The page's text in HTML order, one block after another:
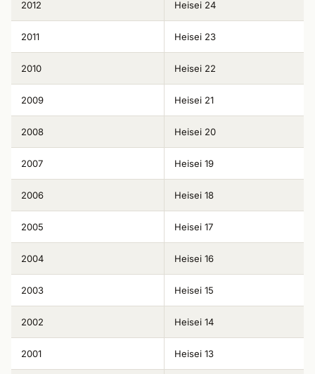
2012 Heisei 24
2011 Heisei 23
2010 Heisei 22
2009 Heisei 21
2008 Heisei 20
2007 Heisei 19
2006 Heisei 18
2005 Heisei 17
2004 Heisei 16
2003 Heisei 15
2002 Heisei 14
2001 Heisei 13